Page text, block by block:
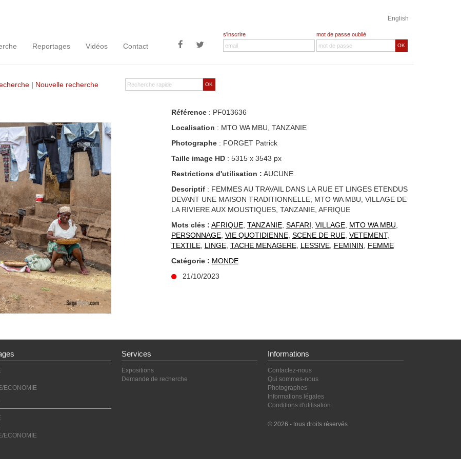
English
Reportages Vidéos Contact
s'inscrire mot de passe oublié
OK
OK
| Nouvelle recherche
Référence: PF013636
Localisation : MTO WA MBU, TANZANIE
Photographe: FORGET Patrick
Taille image HD: 5315 x 3543 px
Restrictions d'utilisation : AUCUNE
Descriptif: FEMMES AU TRAVAIL DANS LA RUE ET LINGES ETENDUS
DEVANT UNE MAISON TRADITIONNELLE, MTO WA MBU, VILLAGE DE
LA RIVIERE AUX MOUSTIQUES, TANZANIE, AFRIQUE
Mots clés : AFRIQUE, TANZANIE, SAFARI VILLAGE, MTO WA MBU
PERSONNAGE, VIE QUOTIDIENNE, SCENE DE RUE, VETEMENT,
TEXTILE, LINGE, TACHE MENAGERE, LESSIVE, FEMININ
FEMME
Catégorie : MONDE
21/10/2023
ECONOMIE
ECONOMIE
Services
Expositions
Demande de recherche
Informations
Contactez-nous
Qui sommes-nous
Photographes
Informations légales
Conditions d'utilisation
© 2026 - tous droits réservés